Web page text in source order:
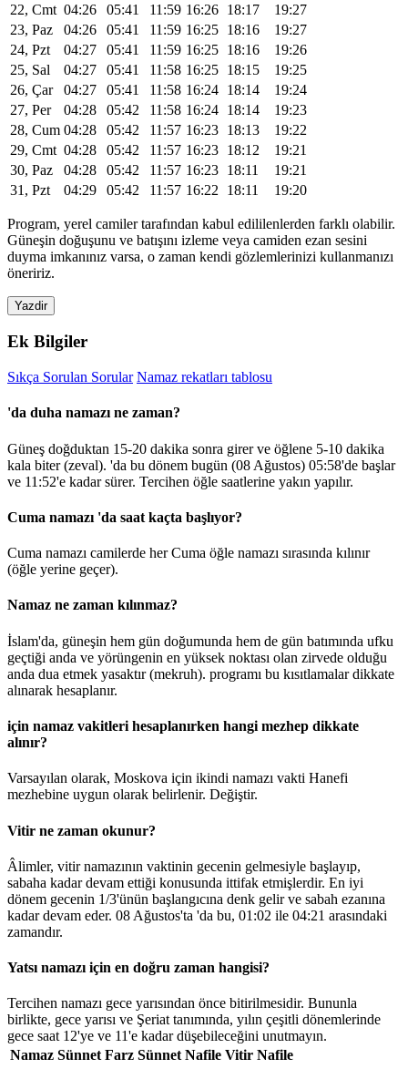
22, Cmt 04:26 05:41 11:59 16:26 18:17
19:27
23, Paz
04:26 05:41 11:59 16:25 18:16
19:27
24, Pzt
04:27 05:41 11:59 16:25 18:16
19:26
25, Sal
04:27 05:41 11:58 16:25 18:15
19:25
26, Çar
04:27 05:41 11:58 16:24 18:14
19:24
27, Per
04:28 05:42 11:58 16:24 18:14
19:23
28, Cum 04:28 05:42 11:57 16:23 18:13
19:22
29, Cmt 04:28 05:42 11:57 16:23 18:12
19:21
30, Paz
04:28 05:42 11:57 16:23 18:11
19:21
31, Pzt
04:29 05:42 11:57 16:22 18:11 19:20
Program, yerel camiler tarafından kabul edililenlerden farklı olabilir.
Güneşin doğuşunu ve batışını izleme veya camiden ezan sesini
duyma imkanınız varsa, o zaman kendi gözlemlerinizi kullanmanızı
öneririz.
Yazdir
Ek Bilgiler
Sıkça Sorulan Sorular Namaz rekatları tablosu
'da duha namazı ne zaman?
Güneş doğduktan 15-20 dakika sonra girer ve öğlene 5-10 dakika
kala biter (zeval). 'da bu dönem bugün (08 Ağustos) 05:58'de başlar
ve 11:52'e kadar sürer. Tercihen öğle saatlerine yakın yapılır.
Cuma namazı 'da saat kaçta başlıyor?
Cuma namazı camilerde her Cuma öğle namazı sırasında kılınır
(öğle yerine geçer).
Namaz ne zaman kılınmaz?
İslam'da, güneşin hem gün doğumunda hem de gün batımında ufku
geçtiği anda ve yörüngenin en yüksek noktası olan zirvede olduğu
anda dua etmek yasaktır (mekruh). programı bu kısıtlamalar dikkate
alınarak hesaplanır.
için namaz vakitleri hesaplanırken hangi mezhep dikkate
alınır?
Varsayılan olarak, Moskova için ikindi namazı vakti Hanefi
mezhebine uygun olarak belirlenir. Değiştir.
Vitir ne zaman okunur?
Âlimler, vitir namazının vaktinin gecenin gelmesiyle başlayıp,
sabaha kadar devam ettiği konusunda ittifak etmişlerdir. En iyi
dönem gecenin 1/3'ünün başlangıcına denk gelir ve sabah ezanına
kadar devam eder. 08 Ağustos'ta 'da bu, 01:02 ile 04:21 arasındaki
zamandır.
Yatsı namazı için en doğru zaman hangisi?
Tercihen namazı gece yarısından önce bitirilmesidir. Bununla
birlikte, gece yarısı ve Şeriat tanımında, yılın çeşitli dönemlerinde
gece saat 12'ye ve 11'e kadar düşebileceğini unutmayın.
Namaz Sünnet Farz Sünnet Nafile Vitir Nafile